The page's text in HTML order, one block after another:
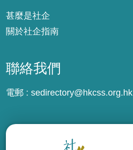
甚麼是社企
關於社企指南
聯絡我們
電郵 : sedirectory@hkcss.org.hk